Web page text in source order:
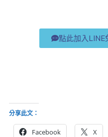
點此加入LINE
分享此文：
Facebook X